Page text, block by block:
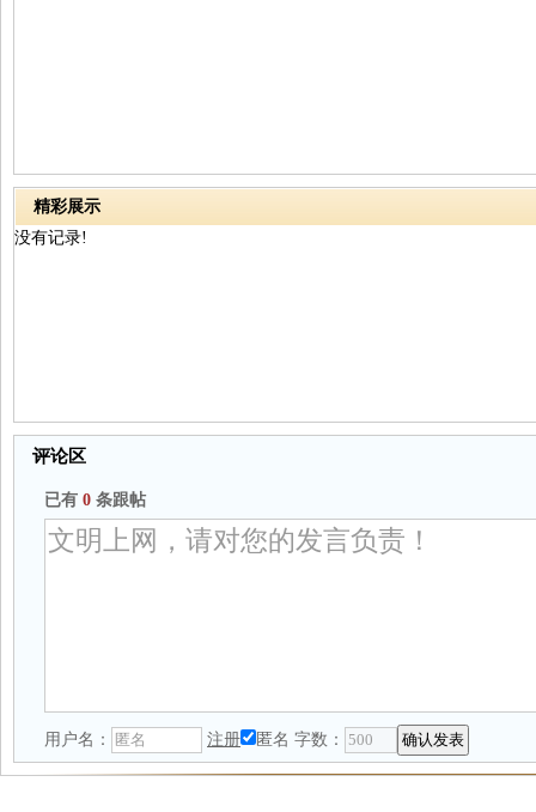
精彩展示
没有记录!
评论区
已有 0 条跟帖
用户名： 注册 匿名 字数：